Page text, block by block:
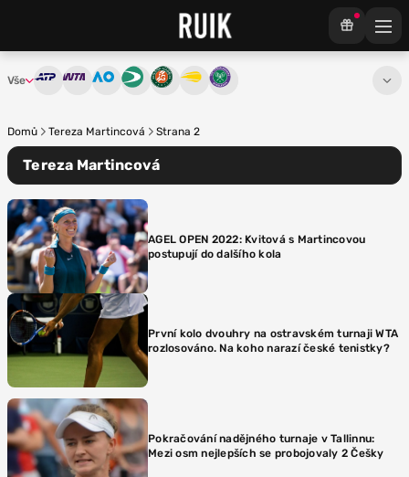
Vše WTA Australian Open
Davis CupFrench Open
US OpenWimbledon
Domů Tereza Martincová Strana 2
Tereza Martincová
AGEL OPEN 2022: Kvitová s Martincovou
postupují do dalšího kola
První kolo dvouhry na ostravském turnaji WTA
rozlosováno. Na koho narazí české tenistky?
Pokračování nadějného turnaje v Tallinnu:
Mezi osm nejlepších se probojovaly 2 Češky